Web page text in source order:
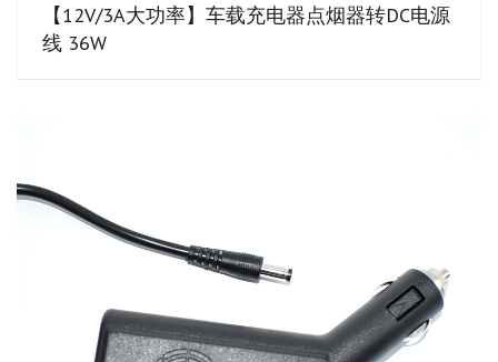
【12V/3A大功率】车载充电器点烟器转DC电源
线 36W